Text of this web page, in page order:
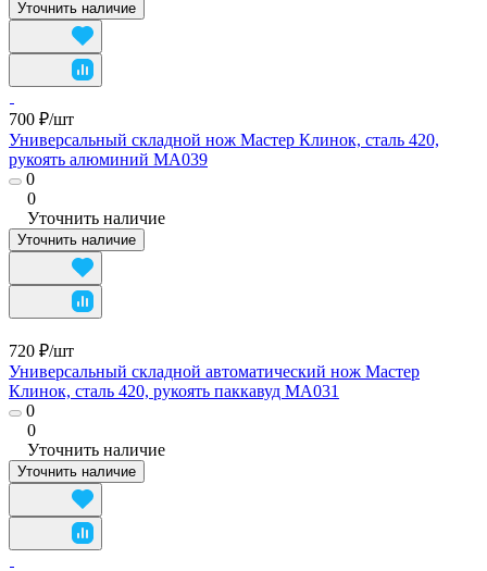
Уточнить наличие
700 ₽/шт
Универсальный складной нож Мастер Клинок, сталь 420,
рукоять алюминий MA039
0
0
Уточнить наличие
Уточнить наличие
720 ₽/шт
Универсальный складной автоматический нож Мастер
Клинок, сталь 420, рукоять паккавуд MA031
0
0
Уточнить наличие
Уточнить наличие